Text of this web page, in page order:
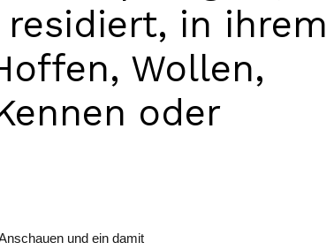
in ihrem
Wollen,
oder
und ein damit